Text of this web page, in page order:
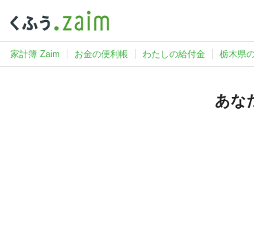
家計簿 Zaim お金の便利帳 わたしの給付金 栃木県
あな